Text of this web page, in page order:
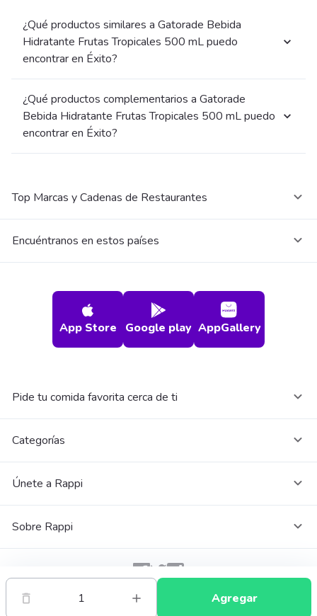
1 Agregar
¿Qué productos similares a Gatorade Bebida
Hidratante Frutas Tropicales 500 mL puedo
encontrar en Éxito?
¿Qué productos complementarios a Gatorade
Bebida Hidratante Frutas Tropicales 500 mL puedo
encontrar en Éxito?
Top Marcas y Cadenas de Restaurantes
Encuéntranos en estos países
App Store Google play AppGallery
Pide tu comida favorita cerca de ti
Categorías
Únete a Rappi
Sobre Rappi
Facebook
TwitterInstagram
© Rappi Inc. All rights reserved.